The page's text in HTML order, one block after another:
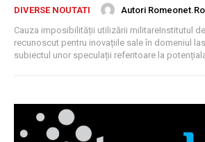
DIVERSE NOUTATI Autori Romeonet.ro
Cauza imposibilității utilizării militareInstitutul
recunoscut pentru inovațiile sale în domeniul
subiectul unor speculații referitoare la